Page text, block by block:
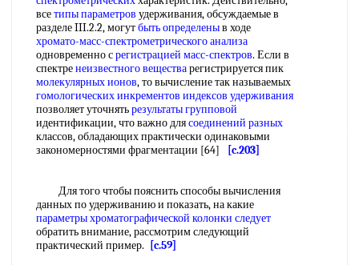
всетипы параметров удерживания, обсуждаемые в
разделе III.2.2, могутбыть определеныв ходе
хромато-масс-спектрометрического анализа
одновременно срегистрацией масс-спектров. Если в
спектренеизвестного веществарегистрируется пик
молекулярных ионов, то вычисление так называемых
гомологических инкрементов индексов удерживания
позволяет уточнятьрезультаты групповой
идентификации, что важно длясоединений разных
классов, обладающих практически одинаковыми
закономерностями фрагментации [64]
[c.203]
Для того чтобы пояснить способы вычисления
данных по удерживанию и показать, на какие
параметры хроматографической колонки следует
обратить внимание, рассмотрим следующий
практический пример.
[c.59]